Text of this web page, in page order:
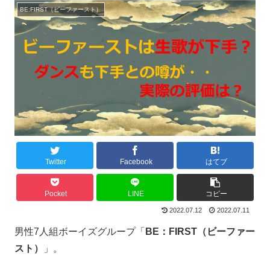
BE:FIRST（ビーファースト）
Twitter Facebook はてブ
Pocket LINE コピー
2022.07.12 2022.07.11
男性7人組ボーイズグループ「 BE：FIRST（ビーファー
スト）
」。